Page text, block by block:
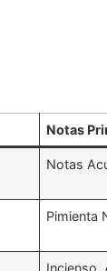
Notas
Notas
Pimienta
Incienso,